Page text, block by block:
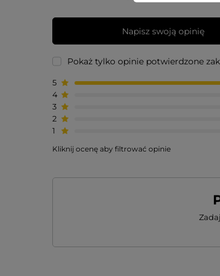
Napisz swoją opinię
Pokaż tylko opinie potwierdzone
5
4
3
2
1
Kliknij ocenę aby filtrować opinie